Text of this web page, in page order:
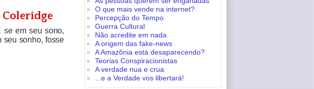
Coleridge
se em seu sono,
seu sonho, fosse
O que mais vende na internet?
Percepção do Tempo
Guerra Cultural
Não acredite em nada
A origem das fake-news
A Amazônia está desaparecendo?
Teorias Conspiracionistas
A verdade nua e crua
...e a Verdade vos libertará!